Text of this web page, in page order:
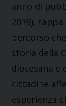
anno di
2019),
percorso
storia della
diocesana e
cittadine
esperienza